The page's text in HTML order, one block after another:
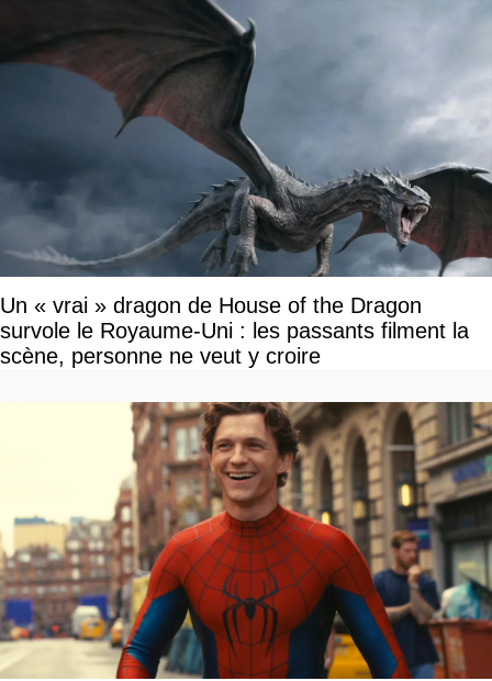
Un « vrai » dragon de House of the Dragon
survole le Royaume-Uni : les passants filment la
scène, personne ne veut y croire